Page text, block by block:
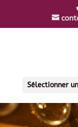
Sélectionner